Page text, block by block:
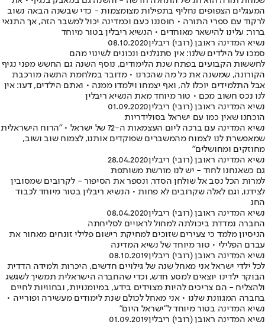
המעגלים הצפופים נחליף בתפילות מצומצמות - כדי שבשנה הבאה נשוב
לרקוד עם ספרי התורה • חוסננו כעם וכמדינה יכול למשבר הזה, אך התנאי
ברור: עלינו להישאר מאוחדים • הנשיא ריבלין בטור מיוחד
נשיא המדינה ראובן (רובי) ריבלין08.10.2020
סמכו על הילדים שלנו: אין סתגלנים ונכונים לשינוי מהם
לחששות הקבועים בפתח שנת הלימודים, נוסף השנה גם החשש מפני נגיף
הקורונה, שמשנה את כל מה שהכרנו • מדובר במלחמת התשה מורכבת
אבל התלמידים יוכלו לה, ואף יצמחו וילמדו ממנה • ואתם הילדים, דעו: אין
לנו נכס חשוב מכם • טור מיוחד מאת הנשיא ריבלין
נשיא המדינה ראובן (רובי) ריבלין01.09.2020
הוכחנו שאין כמו עם ישראל בסולידריות
נשיא המדינה עם ברכה ליום העצמאות ה-72 של ישראל • "הרוח הישראלית
שמאפשרת לנו לצמוח מהמשברים שפוקדים אותנו, לצמוח שוב ושוב,
מחוזקים ומחושלים"
נשיא המדינה ראובן (רובי) ריבלין28.04.2020
גם כשאנחנו לחוד - יש לנו מורשת משותפת
למרות הכל נסב אל שולחן הסדר, ונספר את הסיפור - לקרובים שמסובין
לצידנו, וגם לאלה שקרובים לא פחות • הנשיא ריבלין בטור מיוחד לכבוד
החג
נשיא המדינה ראובן (רובי) ריבלין08.04.2020
החברה נמדדת ביכולתה למחול לראויים לסליחתה
הניסיון מלמד כי צעירים שזוכים למחיקת רישום פלילי זונחים מאחור את
עברם הפלילי • טור מיוחד של נשיא המדינה
נשיא המדינה ראובן (רובי) ריבלין08.10.2019
לכל ילדי ישראל אני מאחל שנה של גילויים חדשים, היכרות ולמידה הדדית
הבוקר ילדינו יוצאים למסע חדש, וכדי שהחברה הישראלית תמשיך לשגשג
ולהצליח - הם צריכים להיות מצוידים בידע, במיומנויות, ובחוויות לחיים
בחברה המגוונת שלנו • אני מאחל לכולם שנת לימודים מעשירה ופורייה •
נשיא המדינה בטור מיוחד ל"ישראל היום"
נשיא המדינה ראובן (רובי) ריבלין01.09.2019